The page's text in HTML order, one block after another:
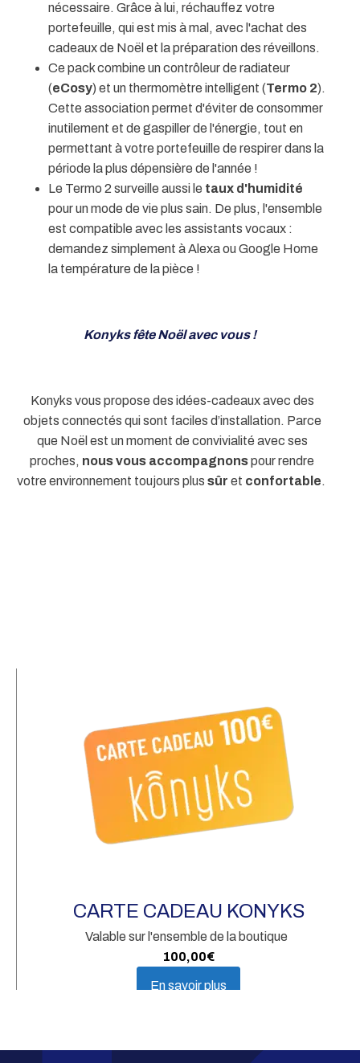
nécessaire. Grâce à lui, réchauffez votre
portefeuille, qui est mis à mal, avec l'achat des
cadeaux de Noël et la préparation des réveillons.
Ce pack combine un contrôleur de radiateur
(eCosy) et un thermomètre intelligent (Termo 2).
Cette association permet d'éviter de consommer
inutilement et de gaspiller de l'énergie, tout en
permettant à votre portefeuille de respirer dans la
période la plus dépensière de l'année !
Le Termo 2 surveille aussi le taux d'humidité
pour un mode de vie plus sain. De plus, l'ensemble
est compatible avec les assistants vocaux :
demandez simplement à Alexa ou Google Home
la température de la pièce !
Konyks fête Noël avec vous !
Konyks vous propose des idées-cadeaux avec des
objets connectés qui sont faciles d’installation. Parce
que Noël est un moment de convivialité avec ses
proches, nous vous accompagnonspour rendre
votre environnement toujours plus sûr et confortable.
CARTE CADEAU KONYKS
Valable sur l'ensemble de la boutique
100,00€
En savoir plus